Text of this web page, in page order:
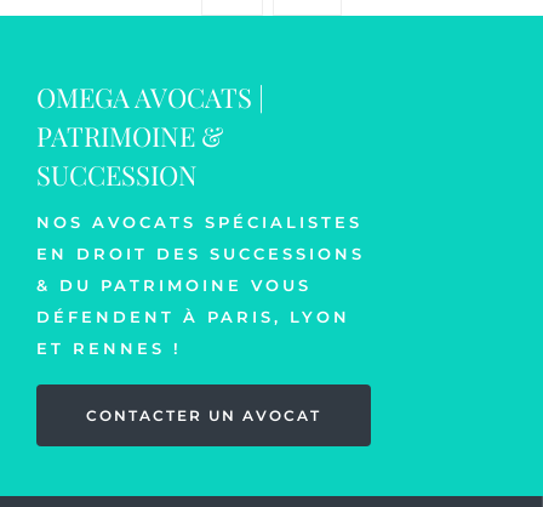
OMEGA AVOCATS |
PATRIMOINE &
SUCCESSION
NOS AVOCATS SPÉCIALISTES
EN DROIT DES SUCCESSIONS
& DU PATRIMOINE VOUS
DÉFENDENT À PARIS, LYON
ET RENNES !
CONTACTER UN AVOCAT